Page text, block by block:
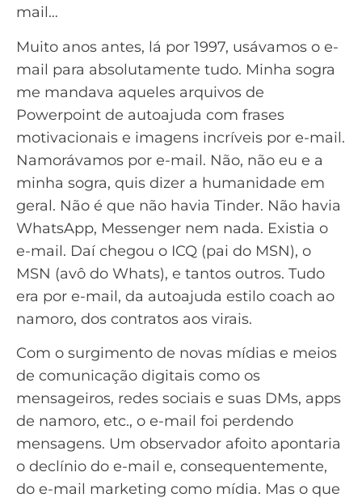
mail…
Muito anos antes, lá por 1997, usávamos o e-
mail para absolutamente tudo. Minha sogra
me mandava aqueles arquivos de
Powerpoint de autoajuda com frases
motivacionais e imagens incríveis por e-mail.
Namorávamos por e-mail. Não, não eu e a
minha sogra, quis dizer a humanidade em
geral. Não é que não havia Tinder. Não havia
WhatsApp, Messenger nem nada. Existia o
e-mail. Daí chegou o ICQ (pai do MSN), o
MSN (avô do Whats), e tantos outros. Tudo
era por e-mail, da autoajuda estilo coach ao
namoro, dos contratos aos virais.
Com o surgimento de novas mídias e meios
de comunicação digitais como os
mensageiros, redes sociais e suas DMs, apps
de namoro, etc., o e-mail foi perdendo
mensagens. Um observador afoito apontaria
o declínio do e-mail e, consequentemente,
do e-mail marketing como mídia. Mas o que